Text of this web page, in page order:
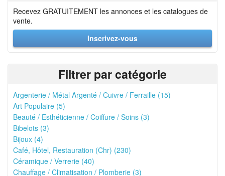
Recevez GRATUITEMENT les annonces et les catalogues de
vente.
Inscrivez-vous
Filtrer par catégorie
Argenterie / Métal Argenté / Cuivre / Ferraille (15)
Art Populaire (5)
Beauté / Esthéticienne / Coiffure / Soins (3)
Bibelots (3)
Bijoux (4)
Café, Hôtel, Restauration (Chr) (230)
Céramique / Verrerie (40)
Chauffage / Climatisation / Plomberie (3)